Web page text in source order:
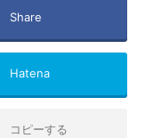
Share
Hatena
コピーする